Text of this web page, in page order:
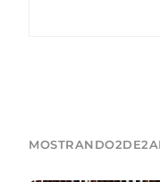
MOSTRANDO2DE2